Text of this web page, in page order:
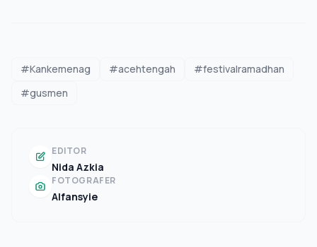
#Kankemenag #acehtengah
#festivalramadhan
#gusmen
EDITOR
Nida Azkia
FOTOGRAFER
Alfansyie